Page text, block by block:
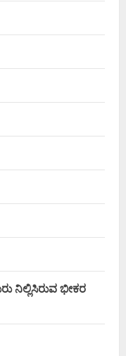
ನಿಲ್ಲಿಸಿರುವ ಭೀಕರ